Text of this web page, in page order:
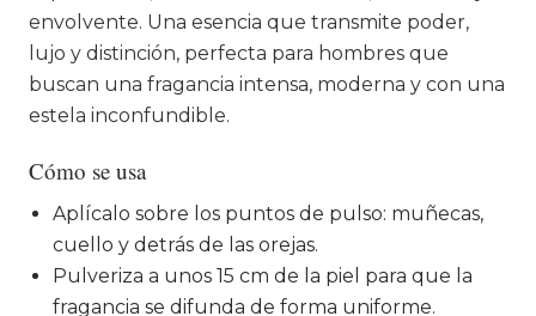
envolvente. Una esencia que transmite poder,
lujo y distinción, perfecta para hombres que
buscan una fragancia intensa, moderna y con una
estela inconfundible.
Cómo se usa
Aplícalo sobre los puntos de pulso: muñecas,
cuello y detrás de las orejas.
Pulveriza a unos 15 cm de la piel para que la
fragancia se difunda de forma uniforme.